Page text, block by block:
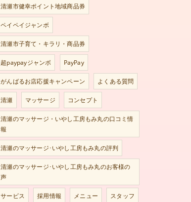
清瀬市健幸ポイント地域商品券
ペイペイジャンボ
清瀬市子育て・キラリ・商品券
超paypayジャンボ PayPay
がんばるお店応援キャンペーン よくある質問
清瀬 マッサージ コンセプト
清瀬のマッサージ・いやし工房もみ丸の口コミ情
報
清瀬のマッサージ･いやし工房もみ丸の評判
清瀬のマッサージ･いやし工房もみ丸のお客様の
声
サービス 採用情報 メニュー スタッフ